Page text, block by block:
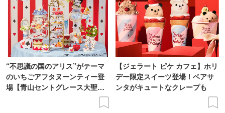
“不思議の国のアリス”がテーマ
のいちごアフタヌーンティー登
場【青山セントグレース大聖堂
【ジェラート ピケ カフェ】ホリ
デー限定スイーツ登場！ベアサ
ンタがキュートなクレープも